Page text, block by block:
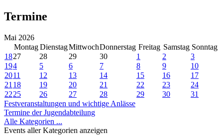
Termine
Mai 2026
Montag DienstagMittwochDonnerstag Freitag Samstag Sonntag
1827 28 29 30 1 2
3
194 5 6 7 8 9
10
2011 12 13 14 15 16
17
21 18 19 20 21 22 23
24
2225 26 27 28 29 30
31
Festveranstaltungen und wichtige Anlässe
Termine der Jugendabteilung
Alle Kategorien ...
Events aller Kategorien anzeigen